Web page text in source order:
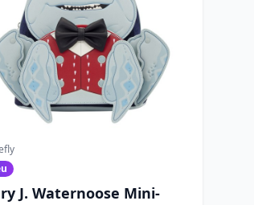
J. Waternoose Mini-